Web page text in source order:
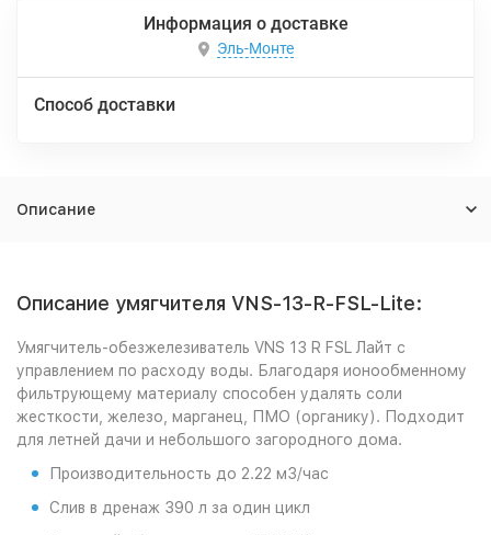
Информация о доставке
Эль-Монте
Способ доставки
Описание
Описание умягчителя VNS-13-R-FSL-Lite:
Умягчитель-обезжелезиватель VNS 13 R FSL Лайт с
управлением по расходу воды. Благодаря ионообменному
фильтрующему материалу способен удалять соли
жесткости, железо, марганец, ПМО (органику). Подходит
для летней дачи и небольшого загородного дома.
Производительность до 2.22 м3/час
Слив в дренаж 390 л за один цикл